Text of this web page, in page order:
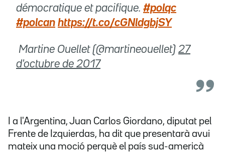
démocratique et pacifique. #polqc
#polcan https://t.co/cGNldgbjSY
 Martine Ouellet (@martineouellet) 27
d'octubre de 2017
I a l'Argentina, Juan Carlos Giordano, diputat pel
Frente de Izquierdas, ha dit que presentarà avui
mateix una moció perquè el país sud-americà